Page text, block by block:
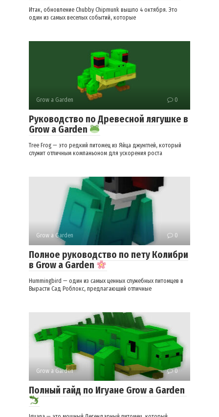
Итак, обновление Chubby Chipmunk вышло 4 октября. Это
один из самых веселых событий, которые
Grow a Garden 0
Руководство по Древесной лягушке в
Grow a Garden
Tree Frog — это редкий питомец из Яйца джунглей, который
служит отличным компаньоном для ускорения роста
Grow a Garden 0
Полное руководство по пету Колибри
в Grow a Garden
Hummingbird — один из самых ценных служебных питомцев в
Вырасти Сад Роблокс, предлагающий отличные
Grow a Garden 0
Полный гайд по Игуане Grow a Garden